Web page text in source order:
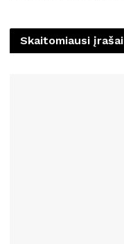
Skaitomiausi įrašai